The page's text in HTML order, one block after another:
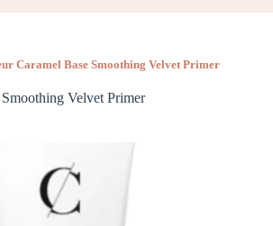
Caramel Base Smoothing Velvet Primer
Velvet Primer